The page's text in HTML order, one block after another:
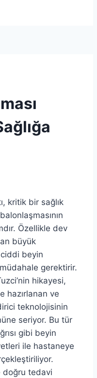
kritik bir sağlık
Özellikle dev
büyük
beyin
gerektirir.
hikayesi,
hazırlanan ve
teknolojisinin
seriyor. Bu tür
gibi beyin
ile hastaneye
doğru tedavi